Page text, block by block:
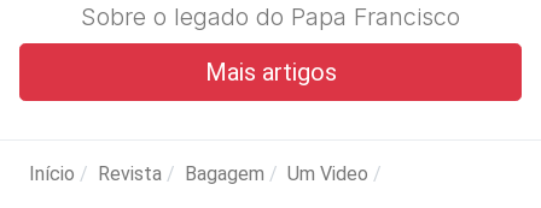
Sobre o legado do Papa Francisco
Mais artigos
Início Revista Bagagem Um Video